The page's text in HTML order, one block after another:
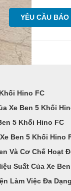
YÊU CẦU BÁO
Hino FC
Xe Ben 5 Khối
5 Khối Hino FC
Ben 5 Khối Hino
Và Cơ Chế Hoạt
Suất Của Xe
Làm Việc Đa